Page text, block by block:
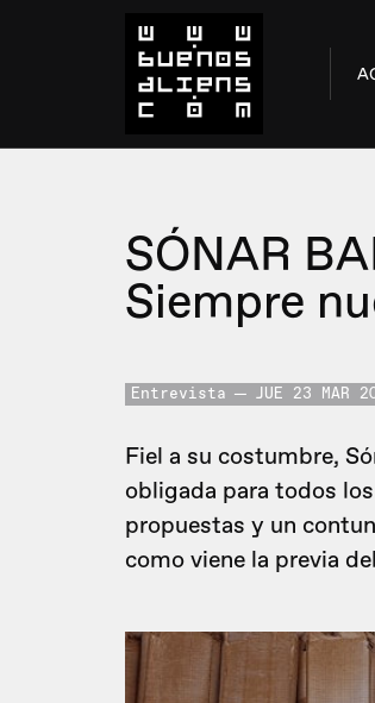
SÓNAR
Siempre
Entrevista JUE 23 MAR
Fiel a su costumbre,
obligada para todos
propuestas y un
como viene la previa